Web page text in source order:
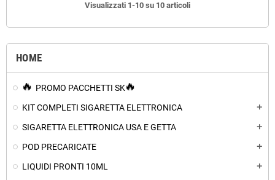
HOME
PROMO PACCHETTI SK
KIT COMPLETI SIGARETTA ELETTRONICA
add
SIGARETTA ELETTRONICA USA E GETTA add
POD PRECARICATE add
LIQUIDI PRONTI 10ML add
Visualizzati 1-10 su 10 articoli